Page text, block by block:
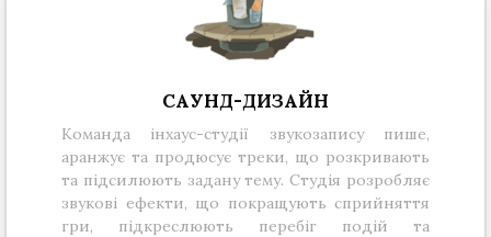
САУНД-ДИЗАЙН
Команда інхаус-студії звукозапису пише,
аранжує та продюсує треки, що розкривають
та підсилюють задану тему. Студія розробляє
звукові ефекти, що покращують сприйняття
гри, підкреслюють перебіг подій та